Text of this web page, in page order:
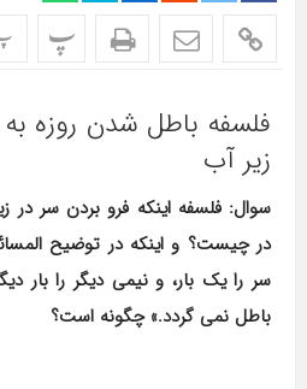
پ
فلسفه باطل شدن روزه
زیر آب
سوال: فلسفه اینکه فرو بردن سر در
در چیست؟ و اینکه در توضیح
سر را یک بار، و نیمى دیگر را بار
باطل نمى گردد.» چگونه است؟